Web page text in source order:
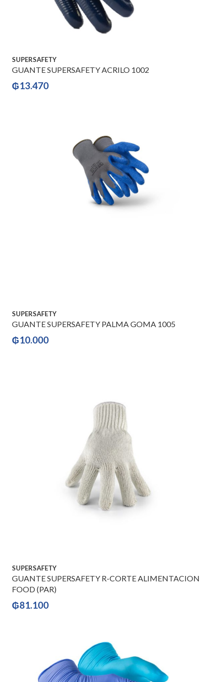
SUPERSAFETY
GUANTE SUPERSAFETY ACRILO 1002
₲13.470
SUPERSAFETY
GUANTE SUPERSAFETY PALMA GOMA 1005
₲10.000
SUPERSAFETY
GUANTE SUPERSAFETY R-CORTE ALIMENTACION
FOOD (PAR)
₲81.100